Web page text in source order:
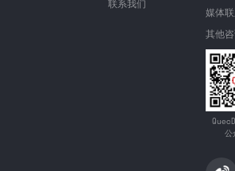
媒体
其他
公